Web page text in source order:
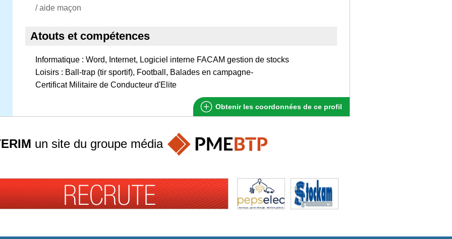
/ aide maçon
Atouts et compétences
Informatique : Word, Internet, Logiciel interne FACAM gestion de stocks
Loisirs : Ball-trap (tir sportif), Football, Balades en campagne-
Certificat Militaire de Conducteur d'Elite
Obtenir les coordonnées de ce profil
un site du groupe média